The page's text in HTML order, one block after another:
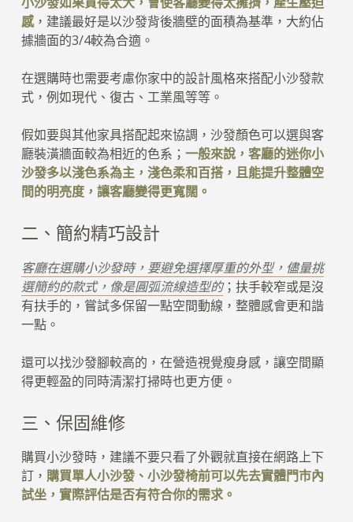
感，建議最好是以沙發背後牆壁的面積為基準，大約佔
據牆面的3/4較為合適。
在選購時也需要考慮你家中的設計風格來搭配小沙發款
式，例如現代、復古、工業風等等。
假如要與其他家具搭配起來協調，沙發顏色可以選與客
廳裝潢牆面較為相近的色系； 一般來說，客廳的迷你小
沙發多以淺色系為主，淺色柔和百搭，且能提升整體空
間的明亮度，讓客廳變得更寬闊。
二、簡約精巧設計
客廳在選購小沙發時，要避免選擇厚重的外型，儘量挑
選簡約的款式，像是圓弧流線造型的；扶手較窄或是沒
有扶手的，嘗試多保留一點空間動線，整體感會更和諧
一點。
還可以找沙發腳較高的，在營造視覺瘦身感，讓空間顯
得更輕盈的同時清潔打掃時也更方便。
三、保固維修
購買小沙發時，建議不要只看了外觀就直接在網路上下
訂， 購買單人小沙發、小沙發椅前可以先去實體門市內
試坐，實際評估是否有符合你的需求。